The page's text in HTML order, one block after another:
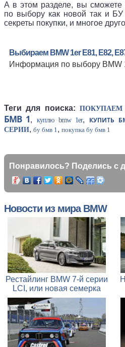
А в этом разделе, вы сможете
по выбору как новой так и
секреты покупки, и многое
Выбираем BMW 1er E81, E82,
Информация по выбору BMW
Теги для поиска: ПОКУПАЕМ
БМВ 1,куплю bmw 1er, КУПИТЬ
СЕРИИ, бу бмв 1, покупка бу бмв 1
Понравилось? Поделись с
Новости из мира BMW
Рестайлинг BMW 7-й серии
LCI, или новая семерка